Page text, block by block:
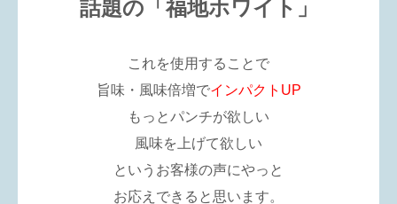
話題の「福地ホワイト」
これを使用することで
旨味・風味倍増でインパクトUP
もっとパンチが欲しい
風味を上げて欲しい
というお客様の声にやっと
お応えできると思います。